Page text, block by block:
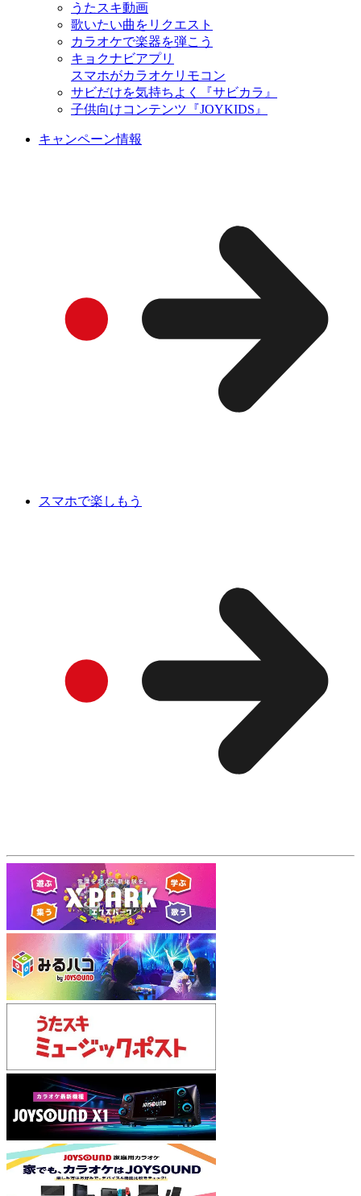
うたスキ動画
歌いたい曲をリクエスト
カラオケで楽器を弾こう
キョクナビアプリ
スマホがカラオケリモコン
サビだけを気持ちよく『サビカラ』
子供向けコンテンツ『JOYKIDS』
キャンペーン情報
スマホで楽しもう